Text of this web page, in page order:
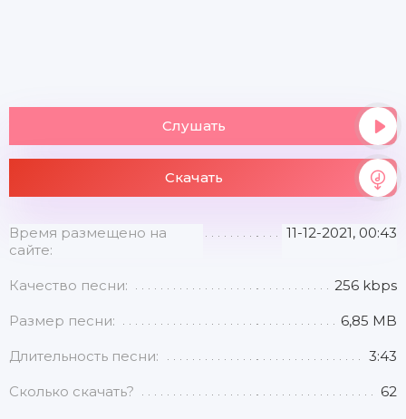
Слушать
Скачать
Время размещено на
сайте:
11-12-2021, 00:43
Качество песни: 256 kbps
Размер песни: 6,85 MB
Длительность песни: 3:43
Сколько скачать? 62